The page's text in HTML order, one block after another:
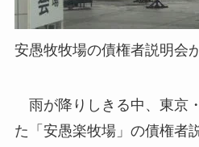
安愚牧牧場の債権者説明会
雨が降りしきる中、東京
た「安愚楽牧場」の債権者